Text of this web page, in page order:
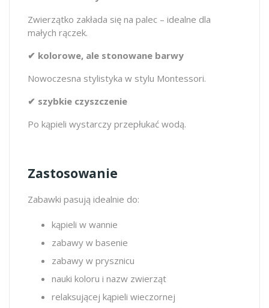
Zwierzątko zakłada się na palec – idealne dla
małych rączek.
✔ kolorowe, ale stonowane barwy
Nowoczesna stylistyka w stylu Montessori.
✔ szybkie czyszczenie
Po kąpieli wystarczy przepłukać wodą.
Zastosowanie
Zabawki pasują idealnie do:
kąpieli w wannie
zabawy w basenie
zabawy w prysznicu
nauki koloru i nazw zwierząt
relaksującej kąpieli wieczornej